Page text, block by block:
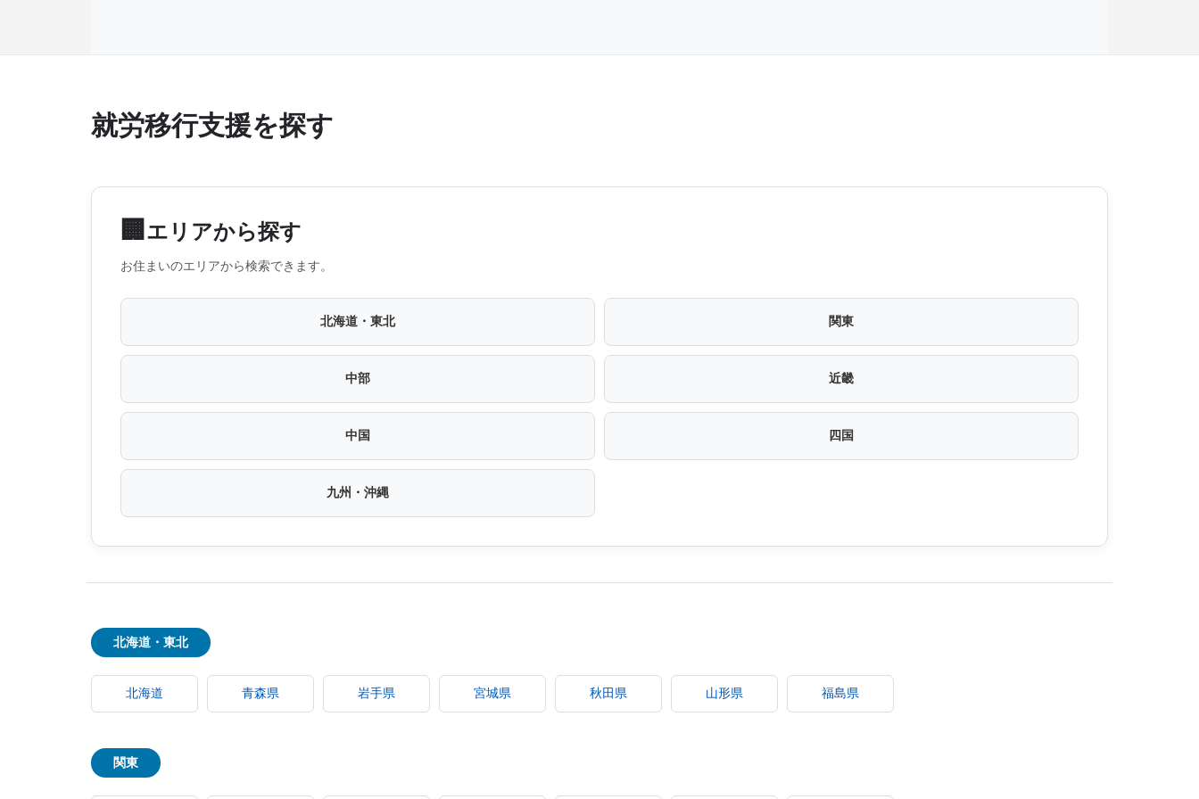
就労移行支援を探す
🏢 エリアから探す
お住まいのエリアから検索できます。
北海道・東北 関東
中部 近畿
中国 四国
九州・沖縄
北海道・東北
北海道 青森県 岩手県 宮城県 秋田県 山形県 福島県
関東